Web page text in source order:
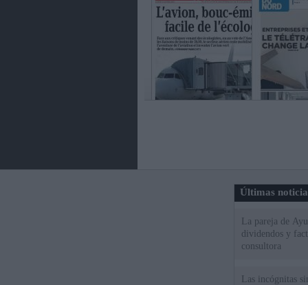
Últimas
La pareja de
dividendos y
consultora
Las incógnitas